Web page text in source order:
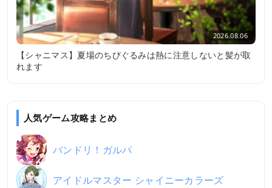
2026.08.06
【シャニマス】夏場のちびぐるみは熱に注意しないと髪が取
れます
人気ゲーム攻略まとめ
バンドリ！ガルパ
アイドルマスター シャイニーカラーズ